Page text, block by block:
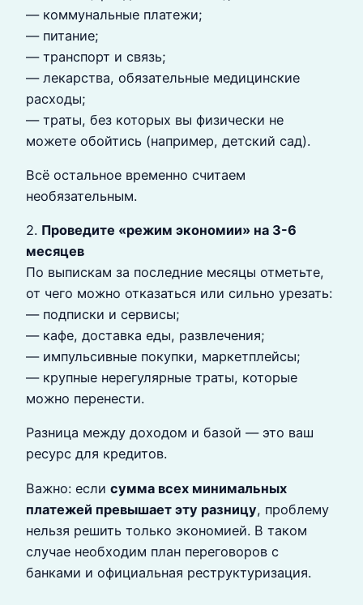
— коммунальные платежи;
— питание;
— транспорт и связь;
— лекарства, обязательные медицинские
расходы;
— траты, без которых вы физически не
можете обойтись (например, детский сад).
Всё остальное временно считаем
необязательным.
2. Проведите «режим экономии» на 3-6
месяцев
По выпискам за последние месяцы отметьте,
от чего можно отказаться или сильно урезать:
— подписки и сервисы;
— кафе, доставка еды, развлечения;
— импульсивные покупки, маркетплейсы;
— крупные нерегулярные траты, которые
можно перенести.
Разница между доходом и базой — это ваш
ресурс для кредитов.
Важно: если сумма всех минимальных
платежей превышает эту разницу, проблему
нельзя решить только экономией. В таком
случае необходим план переговоров с
банками и официальная реструктуризация.